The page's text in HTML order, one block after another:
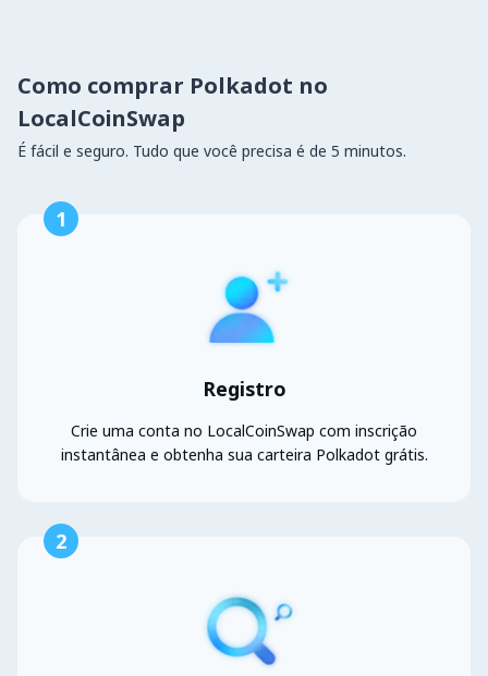
Como comprar Polkadot no
LocalCoinSwap
É fácil e seguro. Tudo que você precisa é de 5 minutos.
1
Registro
Crie uma conta no LocalCoinSwap com inscrição
instantânea e obtenha sua carteira Polkadot grátis.
2